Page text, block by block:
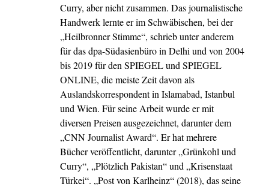
Curry, aber nicht zusammen. Das journalistische
Handwerk lernte er im Schwäbischen, bei der
„Heilbronner Stimme“, schrieb unter anderem
für das dpa-Südasienbüro in Delhi und von 2004
bis 2019 für den SPIEGEL und SPIEGEL
ONLINE, die meiste Zeit davon als
Auslandskorrespondent in Islamabad, Istanbul
und Wien. Für seine Arbeit wurde er mit
diversen Preisen ausgezeichnet, darunter dem
„CNN Journalist Award“. Er hat mehrere
Bücher veröffentlicht, darunter „Grünkohl und
Curry“, „Plötzlich Pakistan“ und „Krisenstaat
Türkei“. „Post von Karlheinz“ (2018), das seine